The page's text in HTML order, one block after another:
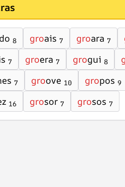
8 groais 7 groara 7
7 groera 7 grogui 8
7 groove 10 gropos 9
16 grosor 7 grosos 7